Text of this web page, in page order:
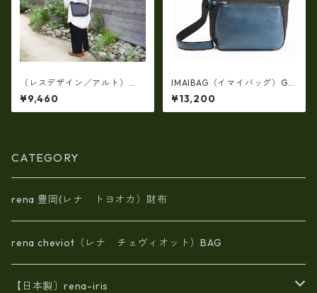
（レスデザイン／アルト）
（日本製）牛革オイルシュリ
ンク サコッシュ ショルダ
ー AMSB-1329
¥9,460
IMAIBAG（イマイバッグ）GE
NOVA斜め掛けメッセンジャー
ショルダー（日本製）ri-2747
¥13,200
CATEGORY
rena 豊岡(レナ トヨオカ）財布
rena cheviot（レナ チェヴィオット）BAG
【日本製〕rena-iris